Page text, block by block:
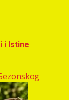
i Istine